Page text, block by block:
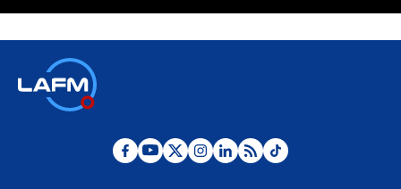
¿Por qué De la Espriella gobernará